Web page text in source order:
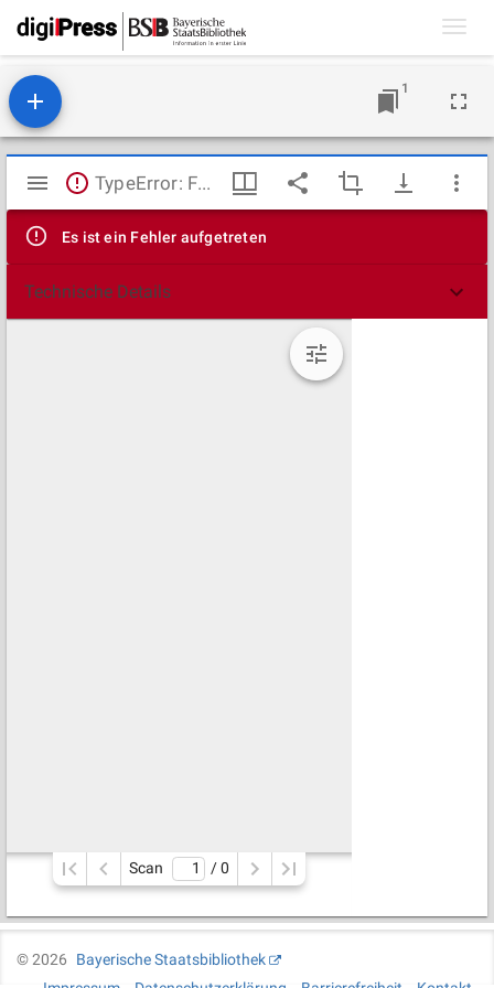
1
Mirador
Viewer
TypeError: Failed to fetch
Es ist ein Fehler aufgetreten
Technische Details
Scan / 0
©2026
Bayerische Staatsbibliothek